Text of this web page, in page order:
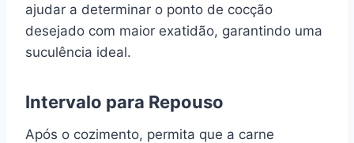
ajudar a determinar o ponto de cocção
desejado com maior exatidão, garantindo uma
suculência ideal.
Intervalo para Repouso
Após o cozimento, permita que a carne